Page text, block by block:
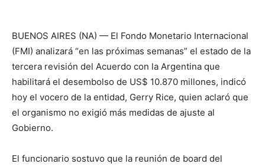
BUENOS AIRES (NA) — El Fondo Monetario Internacional
(FMI) analizará “en las próximas semanas” el estado de la
tercera revisión del Acuerdo con la Argentina que
habilitará el desembolso de US$ 10.870 millones, indicó
hoy el vocero de la entidad, Gerry Rice, quien aclaró que
el organismo no exigió más medidas de ajuste al
Gobierno.
El funcionario sostuvo que la reunión de board del